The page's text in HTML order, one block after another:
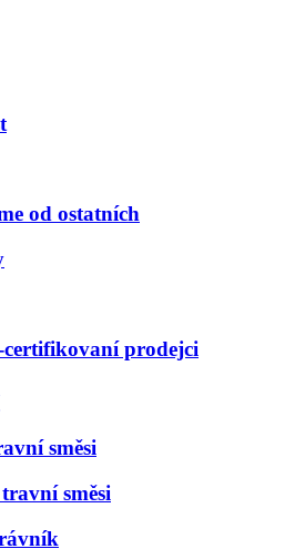
od ostatních
certifikovaní prodejci
směsi
směsi